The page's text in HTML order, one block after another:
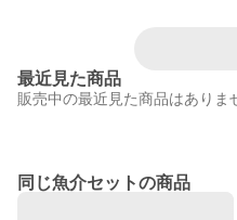
最近見た商品
販売中の最近見た商品はありま
同じ魚介セットの商品